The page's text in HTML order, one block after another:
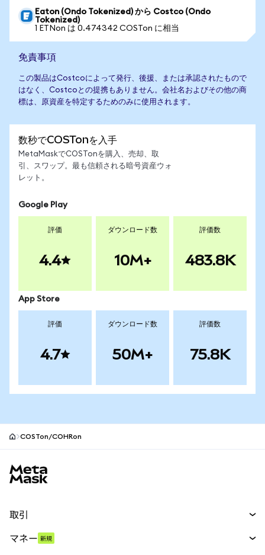
Eaton (Ondo Tokenized) から Costco (Ondo
Tokenized)
1 ETNon は 0.474342 COSTon に相当
免責事項
この製品はCostcoによって発行、後援、または承認されたもので
はなく、Costcoとの提携もありません。会社名およびその他の商
標は、原資産を特定するためのみに使用されます。
数秒でCOSTonを入手
MetaMaskでCOSTonを購入、売却、取
引、スワップ。最も信頼される暗号資産ウォ
レット。
Google Play
評価
4.4
ダウンロード数
10M+
評価数
483.8K
App Store
評価
4.7
ダウンロード数
50M+
評価数
75.8K
COSTon/COHRon
取引
マネー 新規